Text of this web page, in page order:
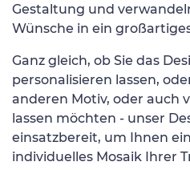
Gestaltung und
Wünsche in ein
Ganz gleich, ob Sie das
personalisieren lassen,
anderen Motiv, oder auch
lassen möchten - unser
einsatzbereit, um Ihnen
individuelles Mosaik Ihrer